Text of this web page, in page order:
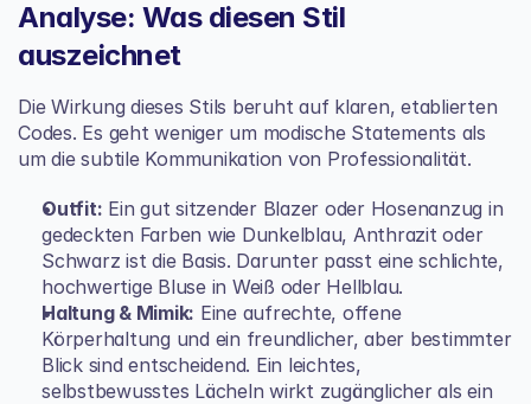
Analyse: Was diesen Stil
auszeichnet
Die Wirkung dieses Stils beruht auf klaren, etablierten
Codes. Es geht weniger um modische Statements als
um die subtile Kommunikation von Professionalität.
Outfit: Ein gut sitzender Blazer oder Hosenanzug in
gedeckten Farben wie Dunkelblau, Anthrazit oder
Schwarz ist die Basis. Darunter passt eine schlichte,
hochwertige Bluse in Weiß oder Hellblau.
Haltung & Mimik: Eine aufrechte, offene
Körperhaltung und ein freundlicher, aber bestimmter
Blick sind entscheidend. Ein leichtes,
selbstbewusstes Lächeln wirkt zugänglicher als ein